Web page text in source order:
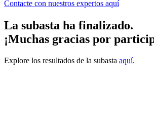
Contacte con nuestros expertos aquí
La subasta ha finalizado.
¡Muchas gracias por
Explore los resultados de la subasta aquí.